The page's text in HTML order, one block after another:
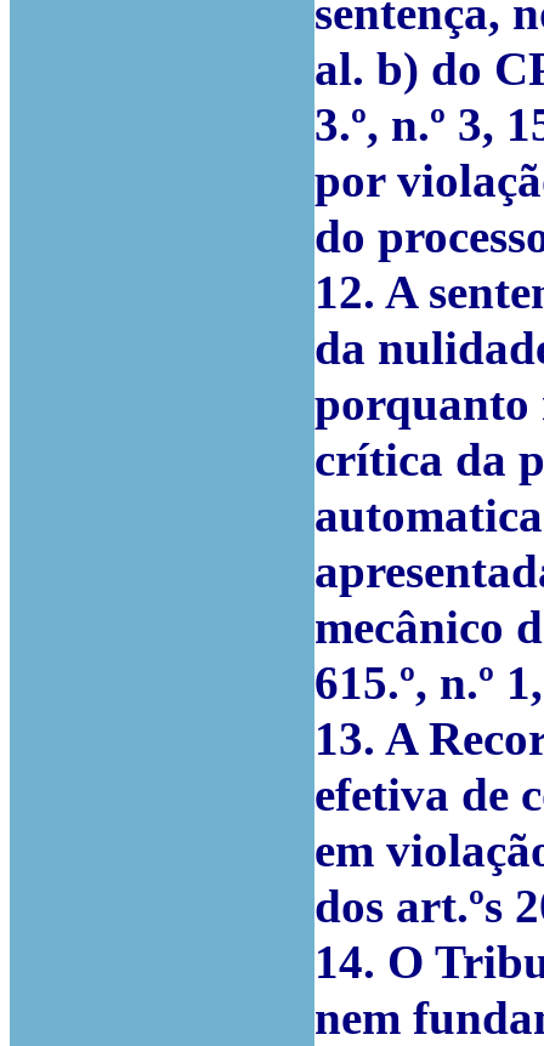
sentença,
al. b) do
3.º, n.º 3,
por
do
12. A
da
porquanto
crítica da
mecânico
615.º, n.º
13. A
efetiva de
em
dos art.ºs
14. O
nem